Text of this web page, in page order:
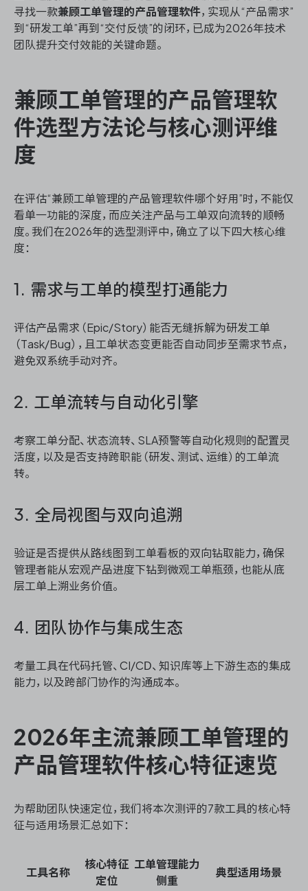
寻找一款兼顾工单管理的产品管理软件，实现从“产品需求”
到“研发工单”再到“交付反馈”的闭环，已成为2026年技术
团队提升交付效能的关键命题。
兼顾工单管理的产品管理软
件选型方法论与核心测评维
度
在评估“兼顾工单管理的产品管理软件哪个好用”时，不能仅
看单一功能的深度，而应关注产品与工单双向流转的顺畅
度。我们在2026年的选型测评中，确立了以下四大核心维
度：
1. 需求与工单的模型打通能力
评估产品需求（Epic/Story）能否无缝拆解为研发工单
（Task/Bug），且工单状态变更能否自动同步至需求节点，
避免双系统手动对齐。
2. 工单流转与自动化引擎
考察工单分配、状态流转、SLA预警等自动化规则的配置灵
活度，以及是否支持跨职能（研发、测试、运维）的工单流
转。
3. 全局视图与双向追溯
验证是否提供从路线图到工单看板的双向钻取能力，确保
管理者能从宏观产品进度下钻到微观工单瓶颈，也能从底
层工单上溯业务价值。
4. 团队协作与集成生态
考量工具在代码托管、CI/CD、知识库等上下游生态的集成
能力，以及跨部门协作的沟通成本。
2026年主流兼顾工单管理的
产品管理软件核心特征速览
为帮助团队快速定位，我们将本次测评的7款工具的核心特
征与适用场景汇总如下：
工具名称
核心特征
定位
工单管理能力
侧重
典型适用场景